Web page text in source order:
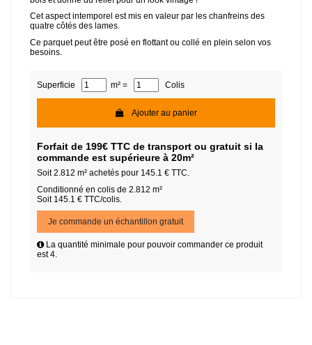
Cet aspect intemporel est mis en valeur par les chanfreins des
quatre côtés des lames.
Ce parquet peut être posé en flottant ou collé en plein selon vos
besoins.
Superficie m² = Colis
Ajouter au panier
Forfait de 199€ TTC de transport ou gratuit si la
commande est supérieure à 20m²
Soit2.812 m² achetés pour 145.1 € TTC.
Conditionné en colis de 2.812 m²
Soit 145.1 € TTC/colis.
Je commande un échantillon gratuit
La quantité minimale pour pouvoir commander ce produit
est 4.